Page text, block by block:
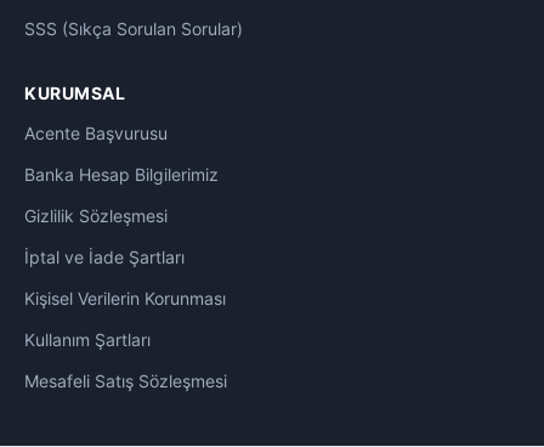
SSS (Sıkça Sorulan Sorular)
KURUMSAL
Acente Başvurusu
Banka Hesap Bilgilerimiz
Gizlilik Sözleşmesi
İptal ve İade Şartları
Kişisel Verilerin Korunması
Kullanım Şartları
Mesafeli Satış Sözleşmesi